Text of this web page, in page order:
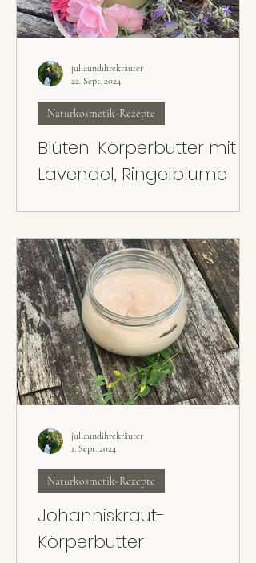
Blüten-Körperbutter mit
Lavendel, Ringelblume
leicht gemacht: Die Blüten-Körperbutter mit
Lavendel, Rose und Ringelblume kann mit
getrockneten oder
Naturkosmetik-Rezepte
juliaundihrekräuter
22. Sept. 2024
Johanniskraut-
Körperbutter
Naturkosmetik-Rezepte
juliaundihrekräuter
1. Sept. 2024